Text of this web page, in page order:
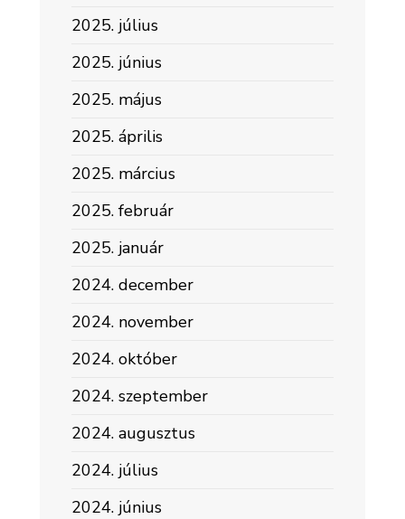
2025. július
2025. június
2025. május
2025. április
2025. március
2025. február
2025. január
2024. december
2024. november
2024. október
2024. szeptember
2024. augusztus
2024. július
2024. június